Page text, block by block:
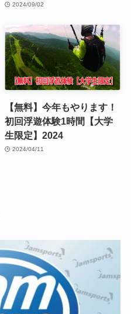
2024/09/02
【無料】今年もやります！
初回浮遊体験1時間【大学
生限定】2024
2024/04/11